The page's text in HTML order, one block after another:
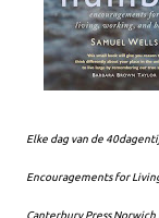
Elke dag van de
Encouragements for
Canterbury Press